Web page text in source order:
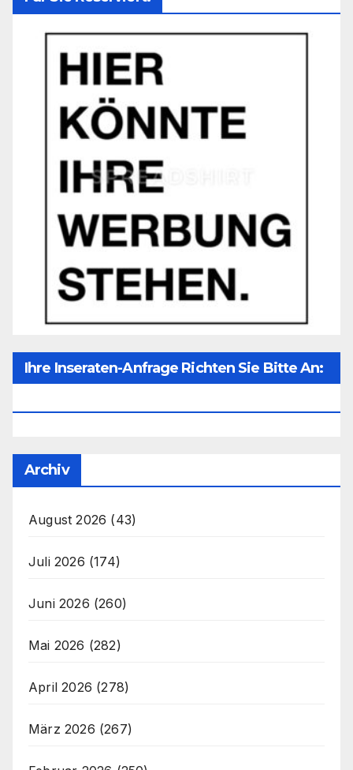
Ihre Inseraten-Anfrage Richten Sie Bitte An:
Archiv
August 2026 (43)
Juli 2026 (174)
Juni 2026 (260)
Mai 2026 (282)
April 2026 (278)
März 2026 (267)